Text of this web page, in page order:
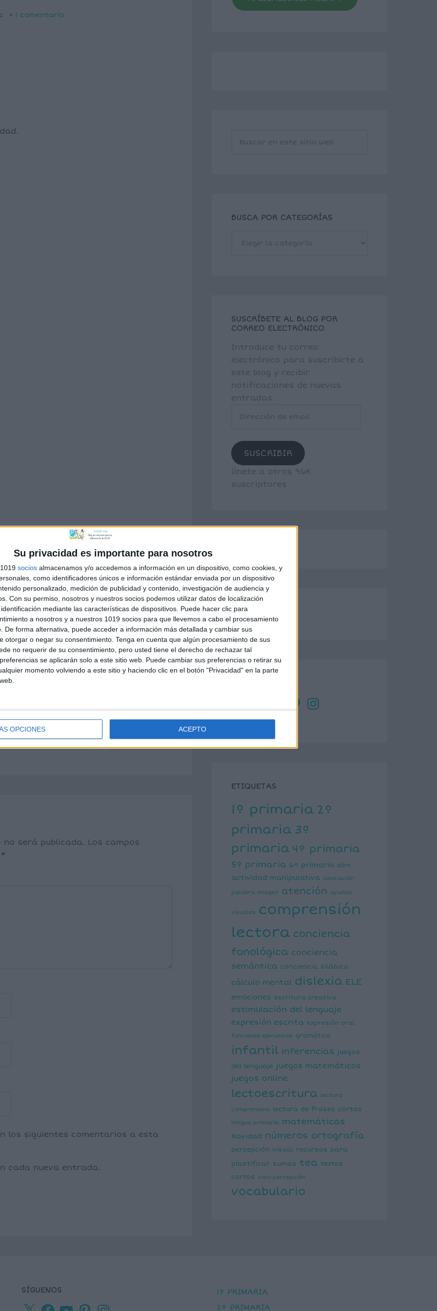
Su privacidad es importante para nosotros
socios almacenamos y/o accedemos a información en un dispositivo, como cookies, y
como identificadores únicos e información estándar enviada por un dispositivo
personalizado, medición de publicidad y contenido, investigación de audiencia y
Con su permiso, nosotros y nuestros socios podemos utilizar datos de localización
mediante las características de dispositivos. Puede hacer clic para
a nosotros y a nuestros 1019 socios para que llevemos a cabo el procesamiento
De forma alternativa, puede acceder a información más detallada y cambiar sus
otorgar o negar su consentimiento. Tenga en cuenta que algún procesamiento de sus
no requerir de su consentimiento, pero usted tiene el derecho de rechazar tal
se aplicarán solo a este sitio web. Puede cambiar sus preferencias o retirar su
momento volviendo a este sitio y haciendo clic en el botón "Privacidad" en la parte
OPCIONES ACEPTO
1 comentario
20/grafomotricidad-2/
in: 1P-1ère enfantine(MS), Ateliers,
Graphisme « Previous
será publicada. Los campos
*
los siguientes comentarios a esta
cada nueva entrada.
BUSCA POR CATEGORÍAS
SUSCRÍBETE AL BLOG POR
CORREO ELECTRÓNICO
Introduce tu correo
electrónico para suscribirte a
este blog y recibir
notificaciones de nuevas
entradas.
SUSCRIBIR
Únete a otros 96K
suscriptores
YouTubePinterestInstagram
ETIQUETAS
1º primaria 2º
primaria 3º
primaria 4º primaria
5º primaria 6º primaria abn
actividad manipulativa asociación
palabra imagen atención ayudas
visuales
comprensión
lectora conciencia
fonológica conciencia
semántica conciencia silábica
cálculo mental dislexia ELE
emociones escritura creativa
estimulación del lenguaje
expresión escrita expresión oral
funciones ejecutivas gramática
infantil inferencias juegos
del lenguaje juegos matemáticos
juegos online
lectoescritura lectura
comprensiva lectura de frases cortas
lengua primaria matemáticas
Navidad números ortografía
percepción visual recursos para
plastificar sumas tea textos
cortos
viso-percepción
vocabulario
SÍGUENOS
X
Facebook
YouTubePinterestInstagram
1º PRIMARIA
2º PRIMARIA